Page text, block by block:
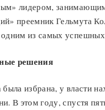
лидером,
преемник Гельмута
из самых
решения
была избрана, у власти
В этом году, спустя